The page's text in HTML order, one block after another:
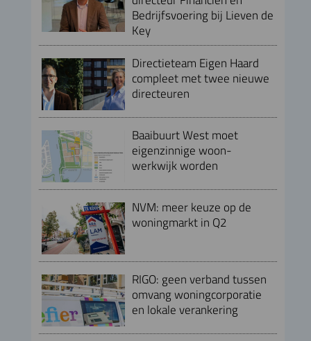
Bedrijfsvoering bij Lieven de
Key
Directieteam Eigen Haard
compleet met twee nieuwe
directeuren
Baaibuurt West moet
eigenzinnige woon-
werkwijk worden
NVM: meer keuze op de
woningmarkt in Q2
RIGO: geen verband tussen
omvang woningcorporatie
en lokale verankering